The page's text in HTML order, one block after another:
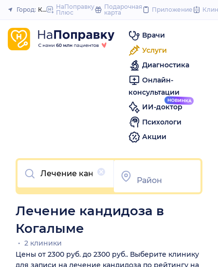
to
Закрыть
Город: КогалымНаПоправку
Плюс
Подарочная
карта
Приложение
Врачи
Услуги
Диагностика
Онлайн-
консультации
ИИ-доктор
Психологи
Акции
Очистить
Лечение кандидоза в
Когалыме
2 клиники
Цены от 2300 руб. до 2300 руб.. Выберите клинику
для записи на лечение кандидоза по рейтингу на